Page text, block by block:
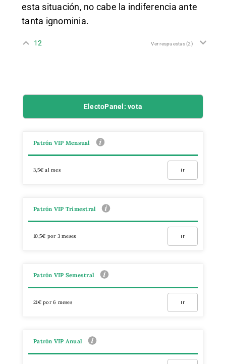
esta situación, no cabe la indiferencia ante
tanta ignominia.
12 Ver respuestas(2)
ElectoPanel: vota
Patrón VIP Mensual
3,5€ al mes Ir
Patrón VIP Trimestral
10,5€ por 3 meses Ir
Patrón VIP Semestral
21€ por 6 meses Ir
Patrón VIP Anual